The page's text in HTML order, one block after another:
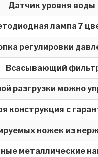
Датчик уровня воды
лампа 7
регулировки
Всасывающий
разгрузки можно
конструкция с
ножек из
металлические